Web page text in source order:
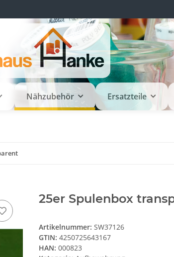
Nähzubehör Ersatzteile
25er Spulenbox
Artikelnummer: SW37126
GTIN: 4250725643167
HAN: 000823